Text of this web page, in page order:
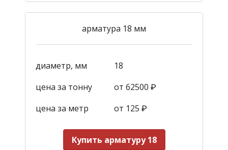
арматура 18 мм
диаметр, мм
18
цена за тонну
от 62500 ₽
цена за метр
от 125 ₽
Купить арматуру 18